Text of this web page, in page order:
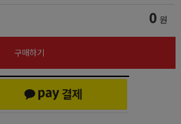
0 원
구매하기